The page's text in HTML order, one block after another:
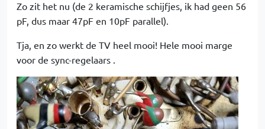
Zo zit het nu (de 2 keramische schijfjes, ik had geen 56
pF, dus maar 47pF en 10pF parallel).
Tja, en zo werkt de TV heel mooi! Hele mooi marge
voor de sync-regelaars .